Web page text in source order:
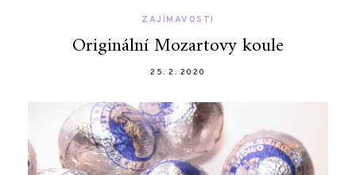
ZAJÍMAVOSTI
Originální Mozartovy koule
25. 2. 2020